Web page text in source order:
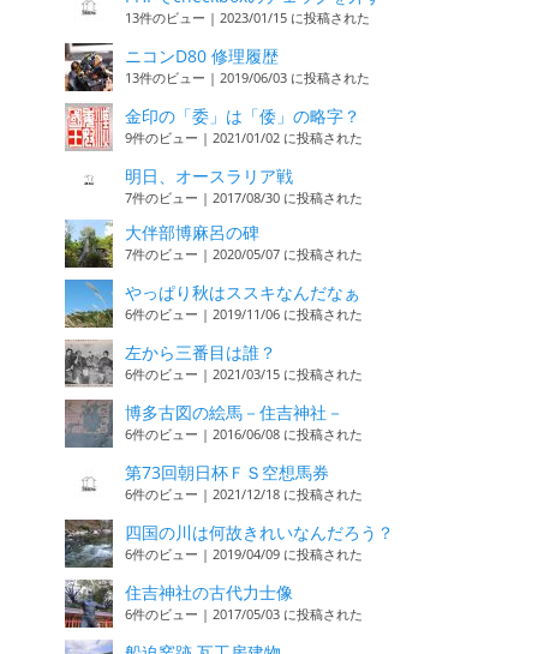
13件のビュー | 2023/01/15 に投稿された
ニコンD80 修理履歴
13件のビュー | 2019/06/03 に投稿された
金印の「委」は「倭」の略字？
9件のビュー | 2021/01/02 に投稿された
明日、オースラリア戦
7件のビュー | 2017/08/30 に投稿された
大伴部博麻呂の碑
7件のビュー | 2020/05/07 に投稿された
やっぱり秋はススキなんだなぁ
6件のビュー | 2019/11/06 に投稿された
左から三番目は誰？
6件のビュー | 2021/03/15 に投稿された
博多古図の絵馬－住吉神社－
6件のビュー | 2016/06/08 に投稿された
第73回朝日杯ＦＳ空想馬券
6件のビュー | 2021/12/18 に投稿された
四国の川は何故きれいなんだろう？
6件のビュー | 2019/04/09 に投稿された
住吉神社の古代力士像
6件のビュー | 2017/05/03 に投稿された